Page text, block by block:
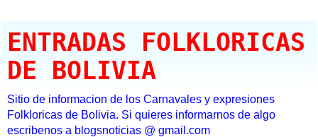
ENTRADAS FOLKLORICAS
DE BOLIVIA
Sitio de informacion de los Carnavales y expresiones
Folkloricas de Bolivia. Si quieres informarnos de algo
escribenos a blogsnoticias @ gmail.com